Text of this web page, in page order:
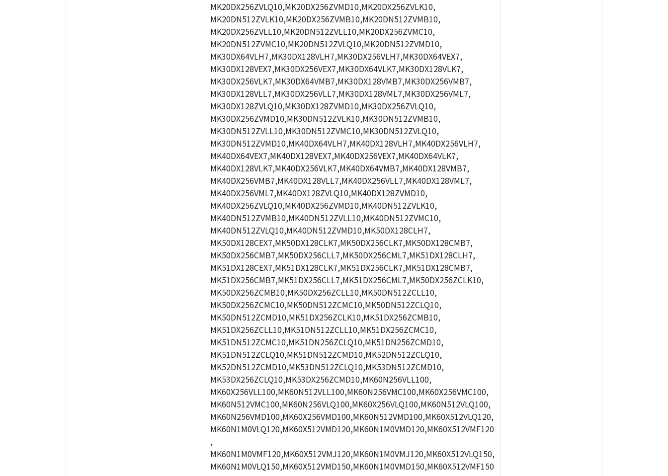
MK20DX256ZVLQ10,MK20DX256ZVMD10,MK20DX256ZVLK10,
MK20DN512ZVLK10,MK20DX256ZVMB10,MK20DN512ZVMB10,
MK20DX256ZVLL10,MK20DN512ZVLL10,MK20DX256ZVMC10,
MK20DN512ZVMC10,MK20DN512ZVLQ10,MK20DN512ZVMD10,
MK30DX64VLH7,MK30DX128VLH7,MK30DX256VLH7,MK30DX64VEX7,
MK30DX128VEX7,MK30DX256VEX7,MK30DX64VLK7,MK30DX128VLK7,
MK30DX256VLK7,MK30DX64VMB7,MK30DX128VMB7,MK30DX256VMB7,
MK30DX128VLL7,MK30DX256VLL7,MK30DX128VML7,MK30DX256VML7,
MK30DX128ZVLQ10,MK30DX128ZVMD10,MK30DX256ZVLQ10,
MK30DX256ZVMD10,MK30DN512ZVLK10,MK30DN512ZVMB10,
MK30DN512ZVLL10,MK30DN512ZVMC10,MK30DN512ZVLQ10,
MK30DN512ZVMD10,MK40DX64VLH7,MK40DX128VLH7,MK40DX256VLH7,
MK40DX64VEX7,MK40DX128VEX7,MK40DX256VEX7,MK40DX64VLK7,
MK40DX128VLK7,MK40DX256VLK7,MK40DX64VMB7,MK40DX128VMB7,
MK40DX256VMB7,MK40DX128VLL7,MK40DX256VLL7,MK40DX128VML7,
MK40DX256VML7,MK40DX128ZVLQ10,MK40DX128ZVMD10,
MK40DX256ZVLQ10,MK40DX256ZVMD10,MK40DN512ZVLK10,
MK40DN512ZVMB10,MK40DN512ZVLL10,MK40DN512ZVMC10,
MK40DN512ZVLQ10,MK40DN512ZVMD10,MK50DX128CLH7,
MK50DX128CEX7,MK50DX128CLK7,MK50DX256CLK7,MK50DX128CMB7,
MK50DX256CMB7,MK50DX256CLL7,MK50DX256CML7,MK51DX128CLH7,
MK51DX128CEX7,MK51DX128CLK7,MK51DX256CLK7,MK51DX128CMB7,
MK51DX256CMB7,MK51DX256CLL7,MK51DX256CML7,MK50DX256ZCLK10,
MK50DX256ZCMB10,MK50DX256ZCLL10,MK50DN512ZCLL10,
MK50DX256ZCMC10,MK50DN512ZCMC10,MK50DN512ZCLQ10,
MK50DN512ZCMD10,MK51DX256ZCLK10,MK51DX256ZCMB10,
MK51DX256ZCLL10,MK51DN512ZCLL10,MK51DX256ZCMC10,
MK51DN512ZCMC10,MK51DN256ZCLQ10,MK51DN256ZCMD10,
MK51DN512ZCLQ10,MK51DN512ZCMD10,MK52DN512ZCLQ10,
MK52DN512ZCMD10,MK53DN512ZCLQ10,MK53DN512ZCMD10,
MK53DX256ZCLQ10,MK53DX256ZCMD10,MK60N256VLL100,
MK60X256VLL100,MK60N512VLL100,MK60N256VMC100,MK60X256VMC100,
MK60N512VMC100,MK60N256VLQ100,MK60X256VLQ100,MK60N512VLQ100,
MK60N256VMD100,MK60X256VMD100,MK60N512VMD100,MK60X512VLQ120,
MK60N1M0VLQ120,MK60X512VMD120,MK60N1M0VMD120,MK60X512VMF120
,
MK60N1M0VMF120,MK60X512VMJ120,MK60N1M0VMJ120,MK60X512VLQ150,
MK60N1M0VLQ150,MK60X512VMD150,MK60N1M0VMD150,MK60X512VMF150